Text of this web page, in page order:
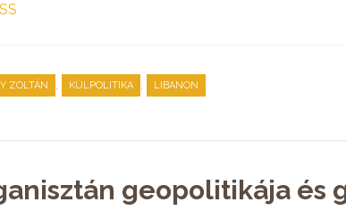
ZOLTÁN , KÜLPOLITIKA , LIBANON
geopolitikája és